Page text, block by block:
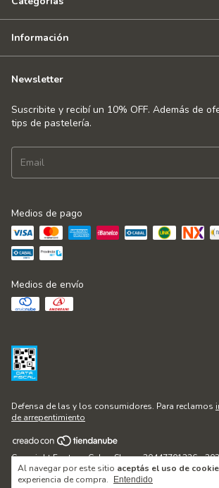
Al navegar por este sitio aceptás el uso de
experiencia de compra.
Entendido
Información
Newsletter
Suscribite y recibí un 10% OFF. Además de
tips de pastelería.
Medios de pago
Medios de envío
Defensa de las y los consumidores. Para reclamos
de arrepentimiento
Copyright Fontana Cakes Shop - 20447701236 -
derechos reservados.